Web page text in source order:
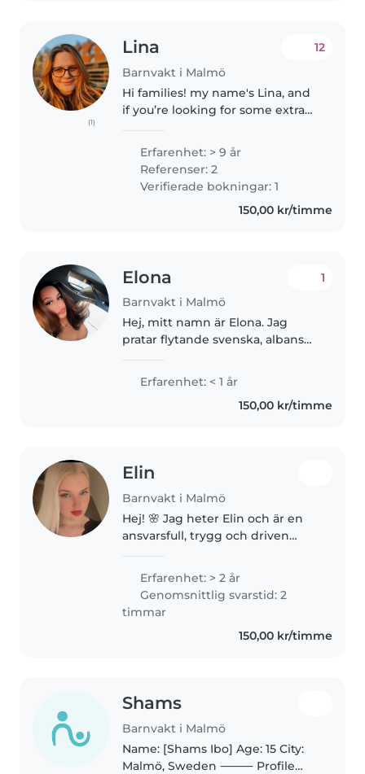
(1)
Lina
Barnvakt i Malmö
12
Hi families! my name's Lina, and
if you’re looking for some extra
for babysitting and would love to
connect with a family that needs
a reliable,..
Erfarenhet: > 9 år
Referenser: 2
Verifierade bokningar: 1
150,00 kr/timme
Elona
Barnvakt i Malmö
1
Hej, mitt namn är Elona. Jag
pratar flytande svenska, albanska
som barnskötare och jobbar
barn på fritiden. Jag är väldigt..
Erfarenhet: < 1 år
150,00 kr/timme
Elin
Barnvakt i Malmö
Hej! 🌸 Jag heter Elin och är en
ansvarsfull, trygg och driven
barn. Till vardags har jag en
stabil anställning på Aceq
Communications, vilket gör att..
Erfarenhet: > 2 år
Genomsnittlig svarstid: 2
timmar
150,00 kr/timme
Shams
Barnvakt i Malmö
Name: [Shams Ibo] Age: 15 City:
Malmö, Sweden ⸻ Profile